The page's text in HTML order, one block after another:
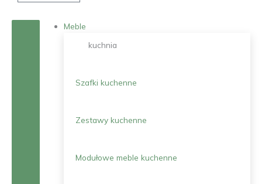
Meble
kuchnia
Szafki kuchenne
Zestawy kuchenne
Modułowe meble kuchenne